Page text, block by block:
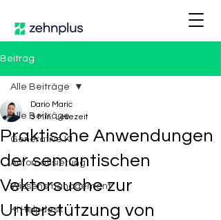
Beitrag
Alle Beiträge
Generative KI
Automatisierung
Wissensmanagement
KI Helpdesk
Alle Beiträge
Praktische Anwendungen
der semantischen
Vektorsuche zur
Unterstützung von
Dario Maric
3 Min. Lesezeit